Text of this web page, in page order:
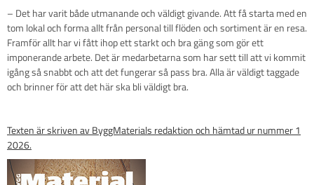
– Det har varit både utmanande och väldigt givande. Att få starta med en
tom lokal och forma allt från personal till flöden och sortiment är en resa.
Framför allt har vi fått ihop ett starkt och bra gäng som gör ett
imponerande arbete. Det är medarbetarna som har sett till att vi kommit
igång så snabbt och att det fungerar så pass bra. Alla är väldigt taggade
och brinner för att det här ska bli väldigt bra.
Texten är skriven av ByggMaterials redaktion och hämtad ur nummer 1
2026.